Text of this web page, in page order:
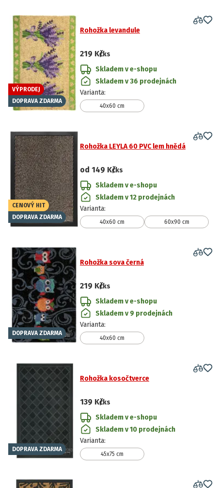
VÝPRODEJ
DOPRAVA ZDARMA
Rohožka levandule
219 Kč/ks
Skladem v e-shopu
Skladem v 36 prodejnách
Varianta:
40x60 cm
CENOVÝ HIT
DOPRAVA ZDARMA
Rohožka LEYLA 60 PVC lem hnědá
od 149 Kč/ks
Skladem v e-shopu
Skladem v 12 prodejnách
Varianta:
40x60 cm 60x90 cm
DOPRAVA ZDARMA
Rohožka sova černá
219 Kč/ks
Skladem v e-shopu
Skladem v 9 prodejnách
Varianta:
40x60 cm
DOPRAVA ZDARMA
Rohožka kosočtverce
139 Kč/ks
Skladem v e-shopu
Skladem v 10 prodejnách
Varianta:
45x75 cm